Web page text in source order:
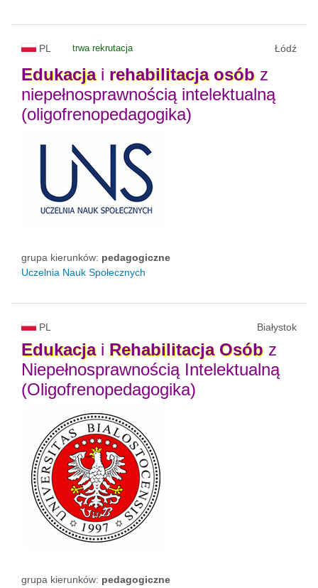
PL trwa rekrutacja Łódź
Edukacjai rehabilitacja osób z
niepełnosprawnością intelektualną
(oligofrenopedagogika)
grupa kierunków: pedagogiczne
Uczelnia Nauk Społecznych
PL Białystok
Edukacjai Rehabilitacja Osób z
Niepełnosprawnością Intelektualną
(Oligofrenopedagogika)
grupa kierunków: pedagogiczne